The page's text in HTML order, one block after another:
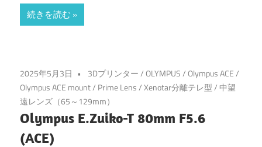
続きを読む
2025年5月3日 3Dプリンター/OLYMPUS/Olympus ACE/
Olympus ACE mount/ Prime Lens/Xenotar分離テレ型/中望
遠レンズ（65～129mm）
Olympus E.Zuiko-T 80mm F5.6
(ACE)